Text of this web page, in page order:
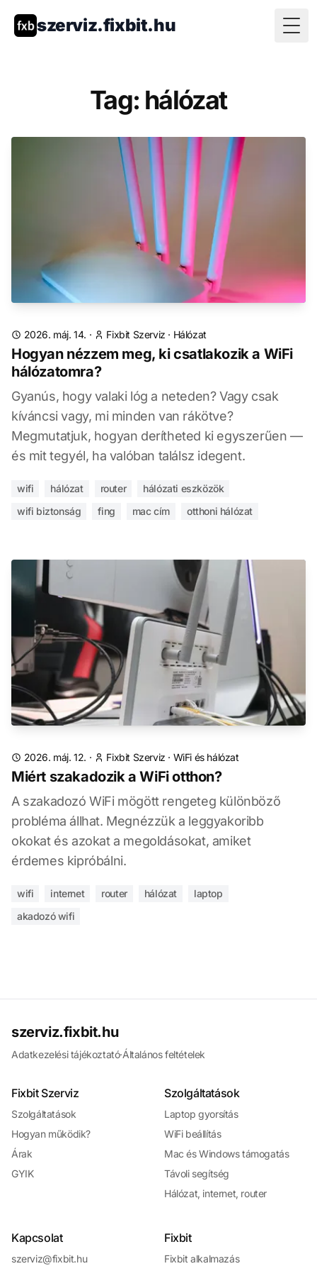
szerviz.fixbit.hu
Tag: hálózat
2026. máj. 14. · Fixbit Szerviz · Hálózat
Hogyan nézzem meg, ki csatlakozik a WiFi
hálózatomra?
Gyanús, hogy valaki lóg a neteden? Vagy csak
kíváncsi vagy, mi minden van rákötve?
Megmutatjuk, hogyan derítheted ki egyszerűen —
és mit tegyél, ha valóban találsz idegent.
wifi hálózat router
hálózati eszközök
wifi biztonság
fing mac cím otthoni hálózat
2026. máj. 12. · Fixbit Szerviz · WiFi és hálózat
Miért szakadozik a WiFi otthon?
A szakadozó WiFi mögött rengeteg különböző
probléma állhat. Megnézzük a leggyakoribb
okokat és azokat a megoldásokat, amiket
érdemes kipróbálni.
wifi internet router hálózat
laptop
akadozó wifi
szerviz.fixbit.hu
Adatkezelési tájékoztató·Általános feltételek
Fixbit Szerviz
Szolgáltatások
Hogyan működik?
Árak
GYIK
Szolgáltatások
Laptop gyorsítás
WiFi beállítás
Mac és Windows támogatás
Távoli segítség
Hálózat, internet, router
Kapcsolat
szerviz@fixbit.hu
Fixbit
Fixbit alkalmazás